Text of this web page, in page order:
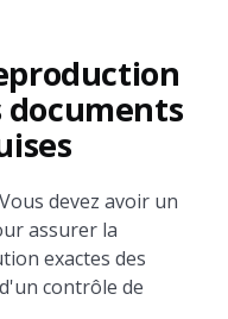
devez avoir un
assurer la
exactes des
contrôle de